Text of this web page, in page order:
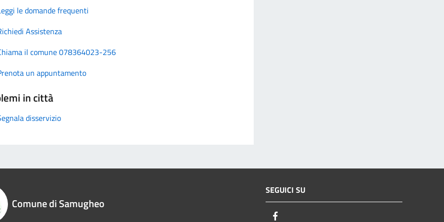
le domande frequenti
Assistenza
il comune 078364023-256
un appuntamento
in città
disservizio
Comune di Samugheo
SEGUICI SU